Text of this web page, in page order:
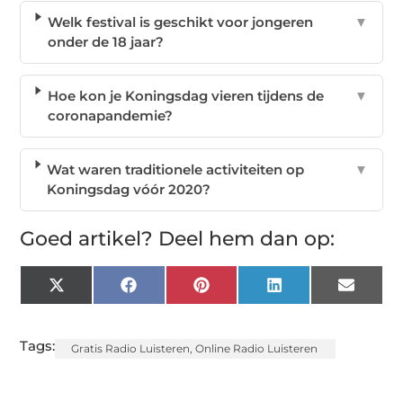
Welk festival is geschikt voor jongeren
onder de 18 jaar?
▼
Hoe kon je Koningsdag vieren tijdens de
coronapandemie?
▼
Wat waren traditionele activiteiten op
Koningsdag vóór 2020?
▼
Goed artikel? Deel hem dan op:
X
(Twitter)
FacebookPinterest LinkedIn Email
Tags: Gratis Radio Luisteren ,Online Radio Luisteren